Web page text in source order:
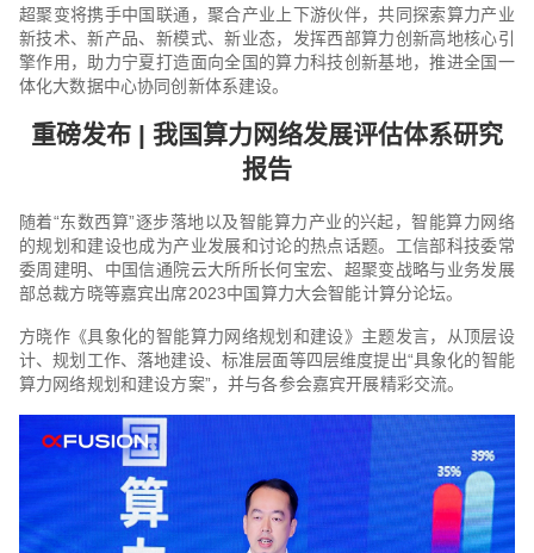
超聚变将携手中国联通，聚合产业上下游伙伴，共同探索算力产业
新技术、新产品、新模式、新业态，发挥西部算力创新高地核心引
擎作用，助力宁夏打造面向全国的算力科技创新基地，推进全国一
体化大数据中心协同创新体系建设。
重磅发布 | 我国算力网络发展评估体系研究
报告
随着“东数西算”逐步落地以及智能算力产业的兴起，智能算力网络
的规划和建设也成为产业发展和讨论的热点话题。工信部科技委常
委周建明、中国信通院云大所所长何宝宏、超聚变战略与业务发展
部总裁方晓等嘉宾出席2023中国算力大会智能计算分论坛。
方晓作《具象化的智能算力网络规划和建设》主题发言，从顶层设
计、规划工作、落地建设、标准层面等四层维度提出“具象化的智能
算力网络规划和建设方案”，并与各参会嘉宾开展精彩交流。